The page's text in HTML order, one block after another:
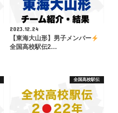
2023.12.24
【東海大山形】男子メンバー
全国高校駅伝2…
全国高校駅伝